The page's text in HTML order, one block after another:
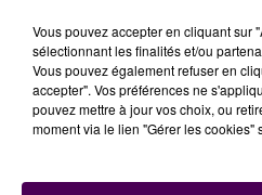
À LA UNE
7 août 2026
Gagnez vos
Vous pouvez accepter en cliquant sur
sélectionnant les finalités et/ou
Vous pouvez également refuser en
accepter". Vos préférences ne
pouvez mettre à jour vos choix, ou
moment via le lien "Gérer les cookies"